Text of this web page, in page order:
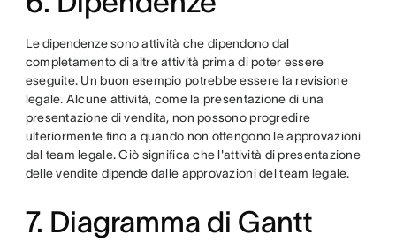
Le dipendenzesono attività che dipendono dal
completamento di altre attività prima di poter essere
eseguite. Un buon esempio potrebbe essere la revisione
legale. Alcune attività, come la presentazione di una
presentazione di vendita, non possono progredire
ulteriormente fino a quando non ottengono le approvazioni
dal team legale. Ciò significa che l'attività di presentazione
delle vendite dipende dalle approvazioni del team legale.
7. Diagramma di Gantt